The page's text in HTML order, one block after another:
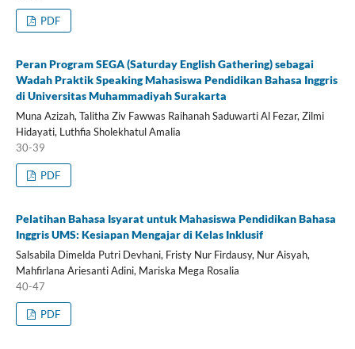
PDF
Peran Program SEGA (Saturday English Gathering) sebagai
Wadah Praktik Speaking Mahasiswa Pendidikan Bahasa Inggris
di Universitas Muhammadiyah Surakarta
Muna Azizah, Talitha Ziv Fawwas Raihanah Saduwarti Al Fezar, Zilmi
Hidayati, Luthfia Sholekhatul Amalia
30-39
PDF
Pelatihan Bahasa Isyarat untuk Mahasiswa Pendidikan Bahasa
Inggris UMS: Kesiapan Mengajar di Kelas Inklusif
Salsabila Dimelda Putri Devhani, Fristy Nur Firdausy, Nur Aisyah,
Mahfirlana Ariesanti Adini, Mariska Mega Rosalia
40-47
PDF